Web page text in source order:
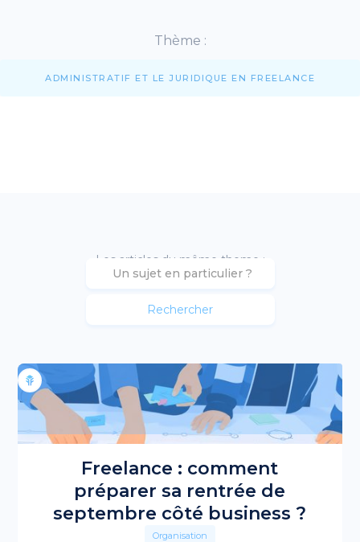
Thème :
ADMINISTRATIF ET LE JURIDIQUE EN FREELANCE
Les articles du même theme :
Freelance : comment
préparer sa rentrée de
septembre côté business ?
Organisation